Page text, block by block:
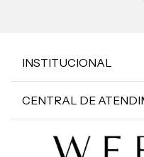
INSTITUCIONAL
CENTRAL DE